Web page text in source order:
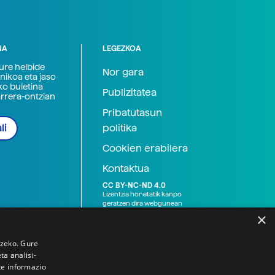
helbide
eta jaso
buletina
ontzian
LEGEZKOA
Nor gara
Publizitatea
Pribatutasun
politika
Cookien erabilera
Kontaktua
CC BY-NC-ND 4.0
Lizentzia honetatik kanpo
geratzen dira webgunean
×
Gure
analisi-
informazio